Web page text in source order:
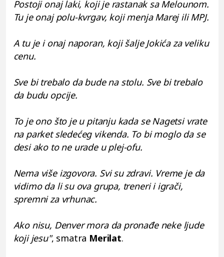
Postoji onaj laki, koji je rastanak sa Melounom.
Tu je onaj polu-kvrgav, koji menja Marej ili MPJ.
A tu je i onaj naporan, koji šalje Jokića za veliku
cenu.
Sve bi trebalo da bude na stolu. Sve bi trebalo
da budu opcije.
To je ono što je u pitanju kada se Nagetsi vrate
na parket sledećeg vikenda. To bi moglo da se
desi ako to ne urade u plej-ofu.
Nema više izgovora. Svi su zdravi. Vreme je da
vidimo da li su ova grupa, treneri i igrači,
spremni za vrhunac.
Ako nisu, Denver mora da pronađe neke ljude
koji jesu", smatra Merilat.